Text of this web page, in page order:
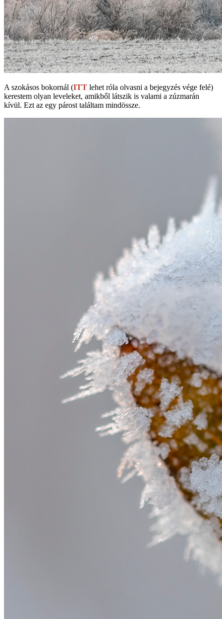
A szokásos bokornál (ITT lehet róla olvasni a bejegyzés vége felé)
kerestem olyan leveleket, amikből látszik is valami a zúzmarán
kívül. Ezt az egy párost találtam mindössze.